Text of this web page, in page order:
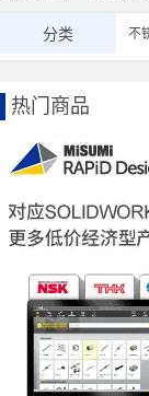
分类 不
热门商品